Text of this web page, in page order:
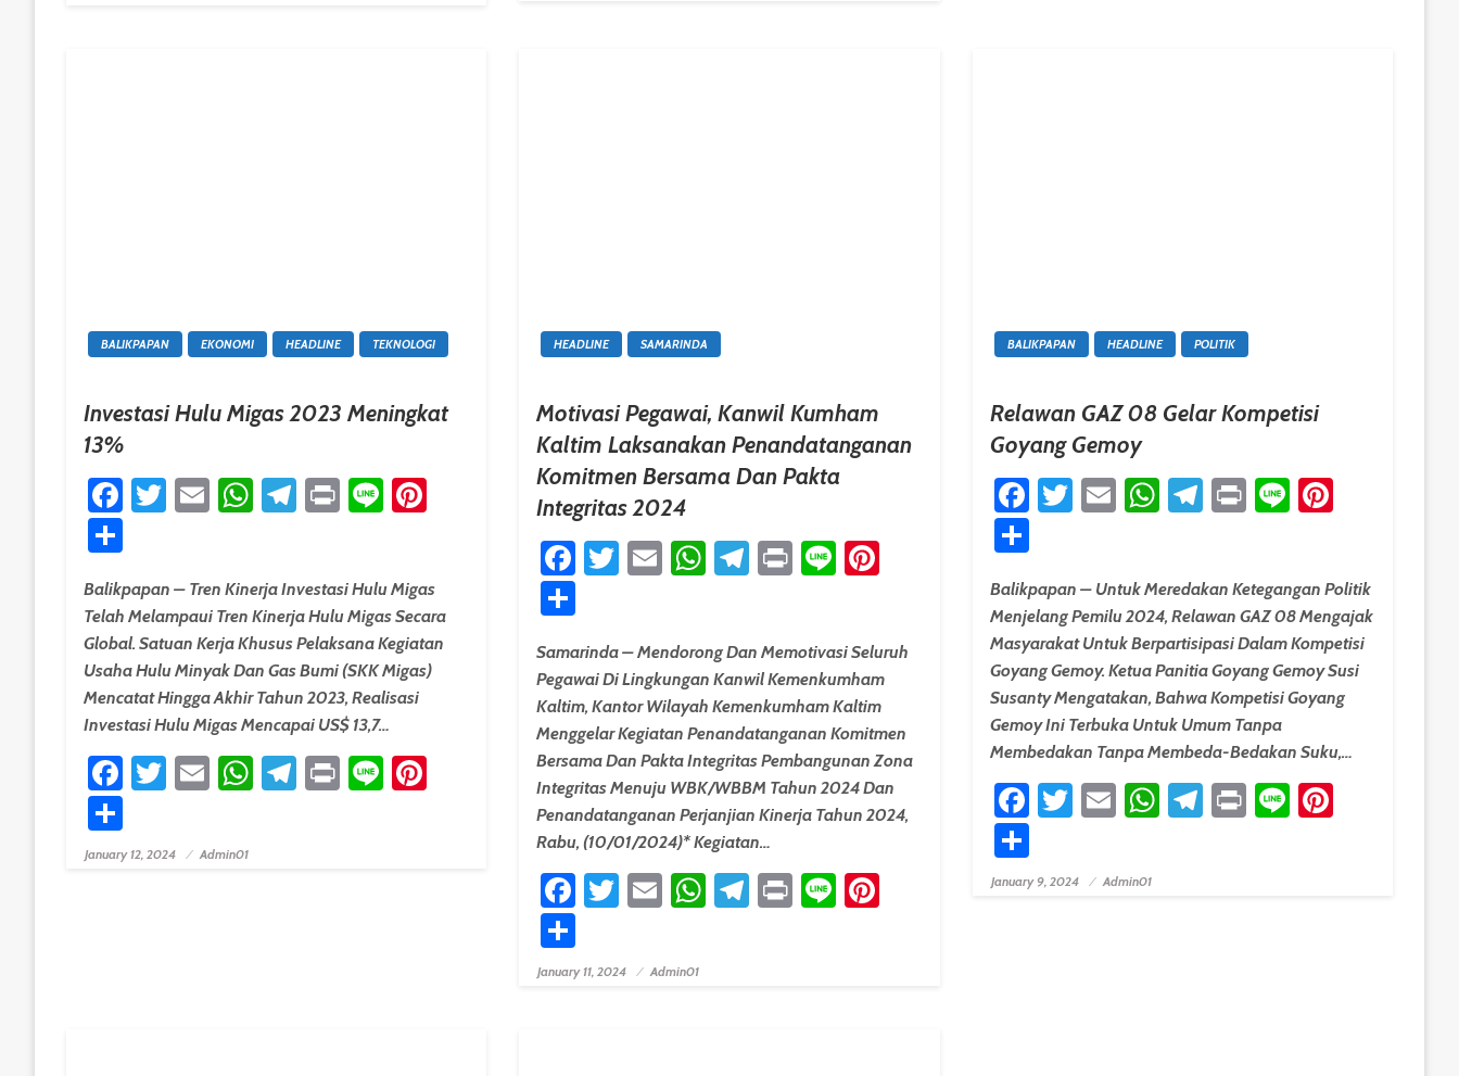
BALIKPAPAN EKONOMI HEADLINE TEKNOLOGI
Investasi Hulu Migas 2023 Meningkat
13%
Facebook
Twitter
EmailWhatsApp
Telegram
Print
Line Pinterest
Balikpapan – Tren Kinerja Investasi Hulu Migas
Telah Melampaui Tren Kinerja Hulu Migas Secara
Global. Satuan Kerja Khusus Pelaksana Kegiatan
Usaha Hulu Minyak Dan Gas Bumi (SKK Migas)
Mencatat Hingga Akhir Tahun 2023, Realisasi
Investasi Hulu Migas Mencapai US$ 13,7…
Facebook
Twitter
EmailWhatsApp
Telegram
Print
Line Pinterest
Posted On
January 12, 2024 Admin01
HEADLINE SAMARINDA
Motivasi Pegawai, Kanwil Kumham
Kaltim Laksanakan Penandatanganan
Komitmen Bersama Dan Pakta
Integritas 2024
Facebook
Twitter
EmailWhatsApp
Telegram
Print
Line Pinterest
Samarinda – Mendorong Dan Memotivasi Seluruh
Pegawai Di Lingkungan Kanwil Kemenkumham
Kaltim, Kantor Wilayah Kemenkumham Kaltim
Menggelar Kegiatan Penandatanganan Komitmen
Bersama Dan Pakta Integritas Pembangunan Zona
Integritas Menuju WBK/WBBM Tahun 2024 Dan
Penandatanganan Perjanjian Kinerja Tahun 2024,
Rabu, (10/01/2024)* Kegiatan…
Facebook
Twitter
EmailWhatsApp
Telegram
Print
Line Pinterest
Posted On
January 11, 2024 Admin01
BALIKPAPAN HEADLINE POLITIK
Relawan GAZ 08 Gelar Kompetisi
Goyang Gemoy
Facebook
Twitter
EmailWhatsApp
Telegram
Print
Line
Share
Balikpapan – Untuk Meredakan Ketegangan Politik
Menjelang Pemilu 2024, Relawan GAZ 08 Mengajak
Masyarakat Untuk Berpartisipasi Dalam Kompetisi
Goyang Gemoy. Ketua Panitia Goyang Gemoy Susi
Susanty Mengatakan, Bahwa Kompetisi Goyang
Gemoy Ini Terbuka Untuk Umum Tanpa
Membedakan Tanpa Membeda-Bedakan Suku,…
Facebook
Twitter
EmailWhatsApp
Telegram
Print
Line
Share
Posted On
January 9, 2024 Admin01